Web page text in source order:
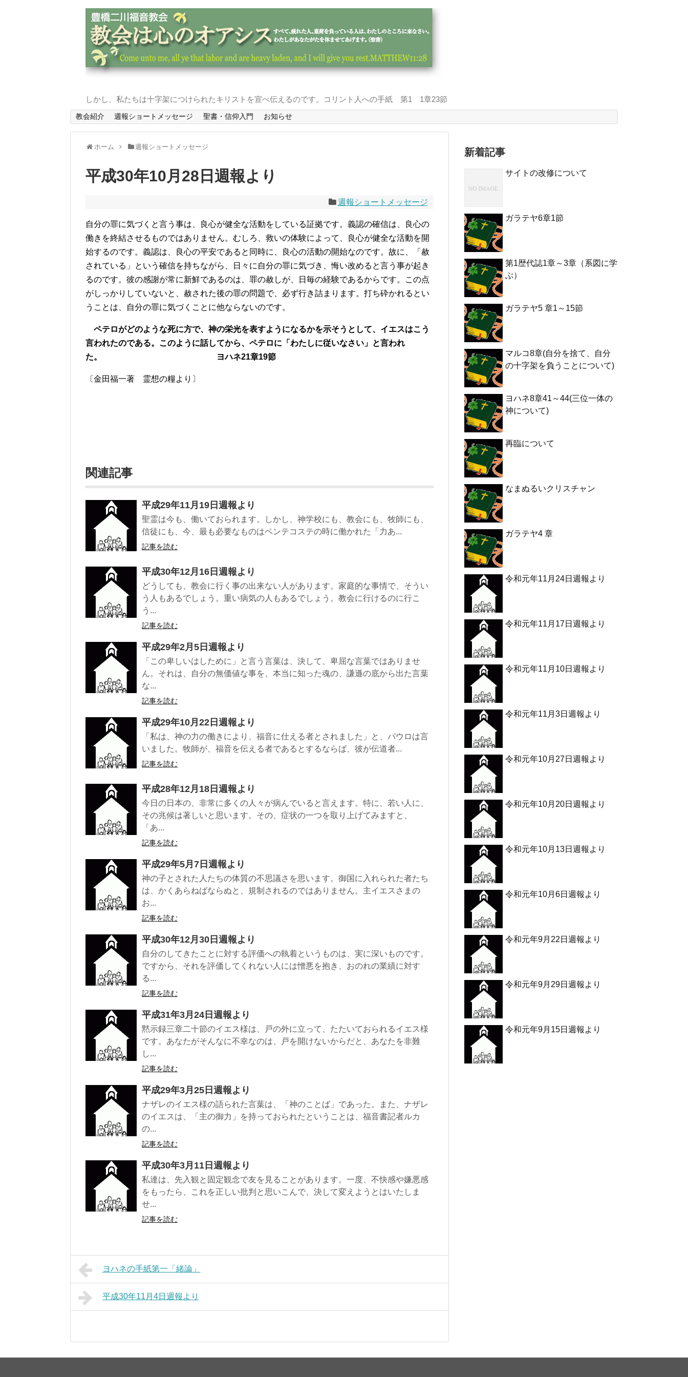
しかし、私たちは十字架につけられたキリストを宣べ伝えるのです。コリント人への手紙 第1 1章23節
教会紹介 週報ショートメッセージ 聖書・信仰入門 お知らせ
ホーム 週報ショートメッセージ
平成30年10月28日週報より
週報ショートメッセージ
自分の罪に気づくと言う事は、良心が健全な活動をしている証拠です。義認の確信は、良心の
働きを終結させるものではありません。むしろ、救いの体験によって、良心が健全な活動を開
始するのです。義認は、良心の平安であると同時に、良心の活動の開始なのです。故に、「赦
されている」という確信を持ちながら、日々に自分の罪に気づき、悔い改めると言う事が起き
るのです。彼の感謝が常に新鮮であるのは、罪の赦しが、日毎の経験であるからです。この点
がしっかりしていないと、赦された後の罪の問題で、必ず行き詰まります。打ち砕かれるとい
うことは、自分の罪に気づくことに他ならないのです。
ペテロがどのような死に方で、神の栄光を表すようになるかを示そうとして、イエスはこう
言われたのである。このように話してから、ペテロに「わたしに従いなさい」と言われ
た。 ヨハネ21章19節
〔金田福一著 霊想の糧より〕
関連記事
平成29年11月19日週報より
聖霊は今も、働いておられます。しかし、神学校にも、教会にも、牧師にも、
信徒にも、今、最も必要なものはペンテコステの時に働かれた「力あ...
記事を読む
平成30年12月16日週報より
どうしても、教会に行く事の出来ない人があります。家庭的な事情で、そうい
う人もあるでしょう。重い病気の人もあるでしょう。教会に行けるのに行こ
う...
記事を読む
平成29年2月5日週報より
「この卑しいはしために」と言う言葉は、決して、卑屈な言葉ではありませ
ん。それは、自分の無価値な事を、本当に知った魂の、謙遜の底から出た言葉
な...
記事を読む
平成29年10月22日週報より
「私は、神の力の働きにより、福音に仕える者とされました」と、パウロは言
いました。牧師が、福音を伝える者であるとするならば、彼が伝道者...
記事を読む
平成28年12月18日週報より
今日の日本の、非常に多くの人々が病んでいると言えます。特に、若い人に、
その兆候は著しいと思います。その、症状の一つを取り上げてみますと、
「あ...
記事を読む
平成29年5月7日週報より
神の子とされた人たちの体質の不思議さを思います。御国に入れられた者たち
は、かくあらねばならぬと、規制されるのではありません。主イエスさまの
お...
記事を読む
平成30年12月30日週報より
自分のしてきたことに対する評価への執着というものは、実に深いものです。
ですから、それを評価してくれない人には憎悪を抱き、おのれの業績に対す
る...
記事を読む
平成31年3月24日週報より
黙示録三章二十節のイエス様は、戸の外に立って、たたいておられるイエス様
です。あなたがそんなに不幸なのは、戸を開けないからだと、あなたを非難
し...
記事を読む
平成29年3月25日週報より
ナザレのイエス様の語られた言葉は、「神のことば」であった。また、ナザレ
のイエスは、「主の御力」を持っておられたということは、福音書記者ルカ
の...
記事を読む
平成30年3月11日週報より
私達は、先入観と固定観念で友を見ることがあります。一度、不快感や嫌悪感
をもったら、これを正しい批判と思いこんで、決して変えようとはいたしま
せ...
記事を読む
ヨハネの手紙第一「緒論」
平成30年11月4日週報より
新着記事
サイトの改修について
ガラテヤ6章1節
第1歴代誌1章～3章（系図に学
ぶ）
ガラテヤ5 章1～15節
マルコ8章(自分を捨て、自分
の十字架を負うことについて)
ヨハネ8章41～44(三位一体の
神について)
再臨について
なまぬるいクリスチャン
ガラテヤ4 章
令和元年11月24日週報より
令和元年11月17日週報より
令和元年11月10日週報より
令和元年11月3日週報より
令和元年10月27日週報より
令和元年10月20日週報より
令和元年10月13日週報より
令和元年10月6日週報より
令和元年9月22日週報より
令和元年9月29日週報より
令和元年9月15日週報より